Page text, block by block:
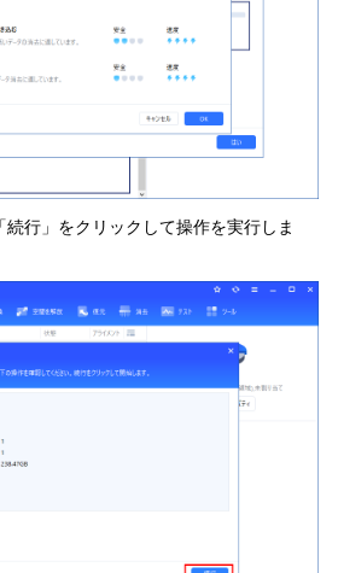
行」をクリックして操作を実行しま